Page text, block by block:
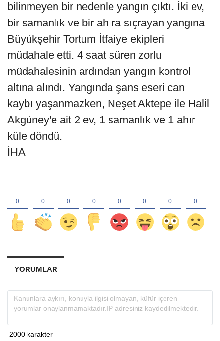
bilinmeyen bir nedenle yangın çıktı. İki ev,
bir samanlık ve bir ahıra sıçrayan yangına
Büyükşehir Tortum İtfaiye ekipleri
müdahale etti. 4 saat süren zorlu
müdahalesinin ardından yangın kontrol
altına alındı. Yangında şans eseri can
kaybı yaşanmazken, Neşet Aktepe ile Halil
Akgüney'e ait 2 ev, 1 samanlık ve 1 ahır
küle döndü.
İHA
YORUMLAR